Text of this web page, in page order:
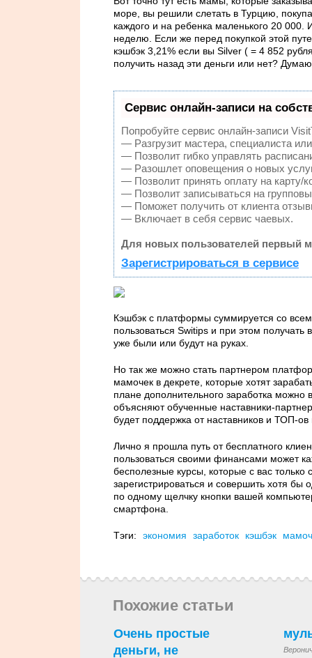
море, вы решили слетать в Турцию,
каждого и на ребенка маленького 20
неделю. Если же перед покупкой этой
кэшбэк 3,21% если вы Silver ( = 4 852
получить назад эти деньги или нет?
Сервис онлайн-записи на
Попробуйте сервис онлайн-записи
— Разгрузит мастера, специалиста
— Позволит гибко управлять
— Разошлет оповещения о новых
— Позволит принять оплату на карту/
— Позволит записываться на
— Поможет получить от клиента
— Включает в себя сервис чаевых.
Для новых пользователей первый
Зарегистрироваться в сервисе
Кэшбэк с платформы суммируется со
пользоваться Switips и при этом получать
уже были или будут на руках.
Но так же можно стать партнером
мамочек в декрете, которые хотят
плане дополнительного заработка можно
объясняют обученные наставники-
будет поддержка от наставников и ТОП-
Лично я прошла путь от бесплатного
пользоваться своими финансами может
бесполезные курсы, которые с вас только
зарегистрироваться и совершить хотя бы
по одному щелчку кнопки вашей
смартфона.
Тэги: экономия заработок кэшбэк
Похожие статьи
Очень простые
деньги, не